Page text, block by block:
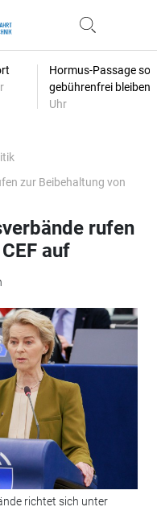
Hormus-Passage
gebührenfrei bleiben
Uhr
zur Beibehaltung von
rufen
auf
richtet sich unter